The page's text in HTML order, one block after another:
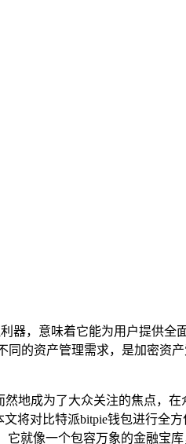
器，意味着它能为用户提供全
的资产管理需求，是加密资
地成为了大众关注的焦点，在
将对比特派bitpie钱包进行全
就像一个包容万象的金融宝